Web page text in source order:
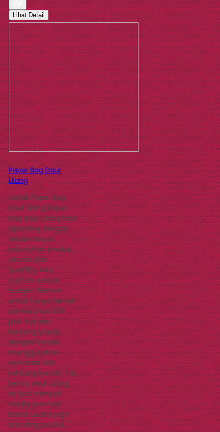
Lihat Detail
Paper Bag Daur
Ulang
Cetak Paper Bag
Daur Ulang Paper
bag daur ulang bisa
diprinting dengan
desain sesuai
kebutuhan produk,
ukuran dan
quantity bisa
custom sesuai
budget. Namun
untuk harga hemat
pemesanan 500
pcs. Yuk diet
kantong plastik
dengan beralih
menggunakan
kemasan dari
kantong kertas! Tas
kertas daur ulang
ini bisa menjadi
media promosi
brand usaha juga
branding produk…